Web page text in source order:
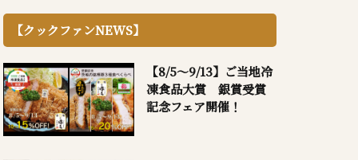
【クックファンNEWS】
【8/5～9/13】ご当地冷
凍食品大賞 銀賞受賞
記念フェア開催！